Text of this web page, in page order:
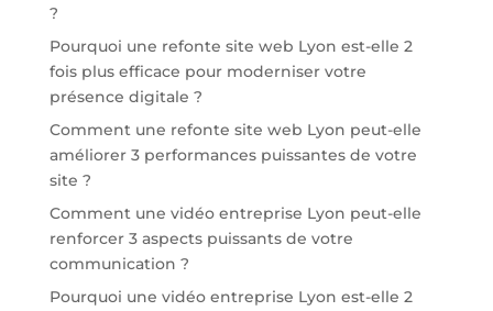
?
Pourquoi une refonte site web Lyon est-elle 2
fois plus efficace pour moderniser votre
présence digitale ?
Comment une refonte site web Lyon peut-elle
améliorer 3 performances puissantes de votre
site ?
Comment une vidéo entreprise Lyon peut-elle
renforcer 3 aspects puissants de votre
communication ?
Pourquoi une vidéo entreprise Lyon est-elle 2